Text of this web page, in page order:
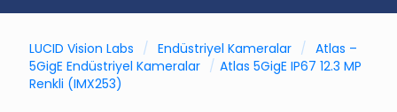
LUCID Vision Labs / Endüstriyel Kameralar / Atlas –
5GigE Endüstriyel Kameralar / Atlas 5GigE IP67 12.3 MP
Renkli (IMX253)